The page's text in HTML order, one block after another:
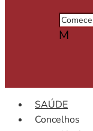
M
SAÚDE
Concelhos